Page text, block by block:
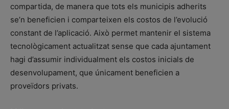
compartida, de manera que tots els municipis adherits
se’n beneficien i comparteixen els costos de l’evolució
constant de l’aplicació. Això permet mantenir el sistema
tecnològicament actualitzat sense que cada ajuntament
hagi d’assumir individualment els costos inicials de
desenvolupament, que únicament beneficien a
proveïdors privats.